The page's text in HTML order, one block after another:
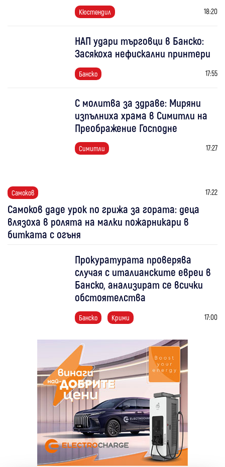
Кюстендил 18:20
НАП удари търговци в Банско:
Засякоха нефискални принтери
Банско 17:55
С молитва за здраве: Миряни
изпълниха храма в Симитли на
Преображение Господне
Симитли 17:27
Самоков 17:22
Самоков даде урок по грижа за гората: деца
влязоха в ролята на малки пожарникари в
битката с огъня
Прокуратурата проверява
случая с италианските евреи в
Банско, анализират се всички
обстоятелства
Банско Крими 17:00